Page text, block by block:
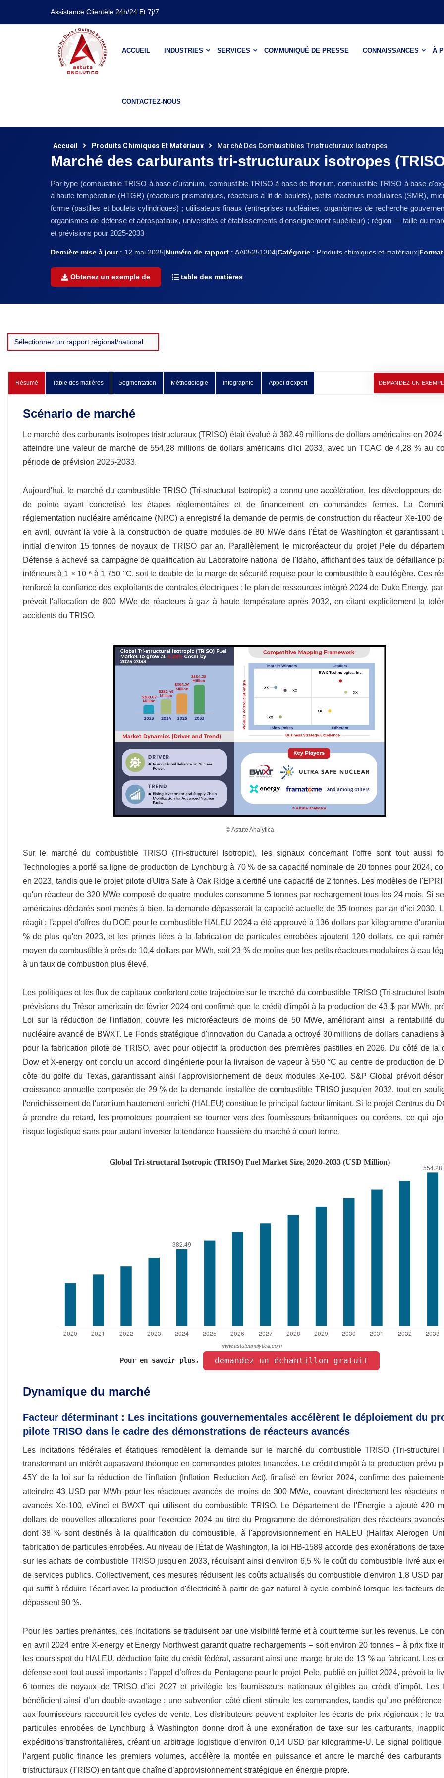
Assistance Clientèle 24h/24 Et 7j/7
ACCUEIL INDUSTRIES SERVICES COMMUNIQUÉ DE PRESSE CONNAISSANCES À
CONTACTEZ-NOUS
Accueil Produits Chimiques Et Matériaux Marché Des Combustibles Tristructuraux Isotropes
Marché des carburants tri-structuraux isotropes
Par type (combustible TRISO à base d'uranium, combustible TRISO à base de thorium, combustible TRISO à base
à haute température (HTGR) (réacteurs prismatiques, réacteurs à lit de boulets), petits réacteurs modulaires (SMR),
forme (pastilles et boulets cylindriques) ; utilisateurs finaux (entreprises nucléaires, organismes de recherche
organismes de défense et aérospatiaux, universités et établissements d'enseignement supérieur) ; région — taille du
et prévisions pour 2025-2033
Dernière mise à jour : 12 mai 2025|Numéro de rapport : AA05251304|Catégorie : Produits chimiques et matériaux|
Obtenez un exemple de table des matières
Résumé Table des matières Segmentation Méthodologie Infographie Appel d'expert DEMANDEZ UN
Scénario de marché
Le marché des carburants isotropes tristructuraux (TRISO) était évalué à 382,49 millions de dollars américains en
atteindre une valeur de marché de 554,28 millions de dollars américains d'ici 2033, avec un TCAC de 4,28 % au
période de prévision 2025-2033.
Aujourd'hui, le marché du combustible TRISO (Tri-structural Isotropic) a connu une accélération, les développeurs de
de pointe ayant concrétisé les étapes réglementaires et de financement en commandes fermes. La
réglementation nucléaire américaine (NRC) a enregistré la demande de permis de construction du réacteur Xe-100
en avril, ouvrant la voie à la construction de quatre modules de 80 MWe dans l'État de Washington et garantissant
initial d'environ 15 tonnes de noyaux de TRISO par an. Parallèlement, le microréacteur du projet Pele du
Défense a achevé sa campagne de qualification au Laboratoire national de l'Idaho, affichant des taux de défaillance
inférieurs à 1 × 10⁻⁵ à 1 750 °C, soit le double de la marge de sécurité requise pour le combustible à eau légère. Ces
renforcé la confiance des exploitants de centrales électriques ; le plan de ressources intégré 2024 de Duke Energy,
prévoit l'allocation de 800 MWe de réacteurs à gaz à haute température après 2032, en citant explicitement la
accidents du TRISO.
© Astute Analytica
Sur le marché du combustible TRISO (Tri-structurel Isotropic), les signaux concernant l'offre sont tout aussi
Technologies a porté sa ligne de production de Lynchburg à 70 % de sa capacité nominale de 20 tonnes pour 2024,
en 2023, tandis que le projet pilote d'Ultra Safe à Oak Ridge a certifié une capacité de 2 tonnes. Les modèles de
qu'un réacteur de 320 MWe composé de quatre modules consomme 5 tonnes par rechargement tous les 24 mois. Si
américains déclarés sont menés à bien, la demande dépasserait la capacité actuelle de 35 tonnes par an d'ici 2030.
réagit : l'appel d'offres du DOE pour le combustible HALEU 2024 a été approuvé à 136 dollars par kilogramme
% de plus qu'en 2023, et les primes liées à la fabrication de particules enrobées ajoutent 120 dollars, ce qui
moyen du combustible à près de 10,4 dollars par MWh, soit 23 % de moins que les petits réacteurs modulaires à eau
à un taux de combustion plus élevé.
Les politiques et les flux de capitaux confortent cette trajectoire sur le marché du combustible TRISO (Tri-structurel
prévisions du Trésor américain de février 2024 ont confirmé que le crédit d'impôt à la production de 43 $ par MWh,
Loi sur la réduction de l'inflation, couvre les microréacteurs de moins de 50 MWe, améliorant ainsi la rentabilité
nucléaire avancé de BWXT. Le Fonds stratégique d'innovation du Canada a octroyé 30 millions de dollars canadiens
pour la fabrication pilote de TRISO, avec pour objectif la production des premières pastilles en 2026. Du côté de la
Dow et X-energy ont conclu un accord d'ingénierie pour la livraison de vapeur à 550 °C au centre de production de
côte du golfe du Texas, garantissant ainsi l'approvisionnement de deux modules Xe-100. S&P Global prévoit
croissance annuelle composée de 29 % de la demande installée de combustible TRISO jusqu'en 2032, tout en
l'enrichissement de l'uranium hautement enrichi (HALEU) constitue le principal facteur limitant. Si le projet Centrus du
à prendre du retard, les promoteurs pourraient se tourner vers des fournisseurs britanniques ou coréens, ce qui
risque logistique sans pour autant inverser la tendance haussière du marché à court terme.
Pour en savoir plus, demandez un échantillon gratuit
Dynamique du marché
Facteur déterminant : Les incitations gouvernementales accélèrent le déploiement du
pilote TRISO dans le cadre des démonstrations de réacteurs avancés
Les incitations fédérales et étatiques remodèlent la demande sur le marché du combustible TRISO (Tri-structurel
transformant un intérêt auparavant théorique en commandes pilotes financées. Le crédit d'impôt à la production prévu
45Y de la loi sur la réduction de l'inflation (Inflation Reduction Act), finalisé en février 2024, confirme des
atteindre 43 USD par MWh pour les réacteurs avancés de moins de 300 MWe, couvrant directement les réacteurs
avancés Xe-100, eVinci et BWXT qui utilisent du combustible TRISO. Le Département de l'Énergie a ajouté 420
dollars de nouvelles allocations pour l'exercice 2024 au titre du Programme de démonstration des réacteurs
dont 38 % sont destinés à la qualification du combustible, à l'approvisionnement en HALEU (Halifax Alerogen
fabrication de particules enrobées. Au niveau de l'État de Washington, la loi HB-1589 accorde des exonérations de
sur les achats de combustible TRISO jusqu'en 2033, réduisant ainsi d'environ 6,5 % le coût du combustible livré aux
de services publics. Collectivement, ces mesures réduisent les coûts actualisés du combustible d'environ 1,8 USD
qui suffit à réduire l'écart avec la production d'électricité à partir de gaz naturel à cycle combiné lorsque les facteurs
dépassent 90 %.
Pour les parties prenantes, ces incitations se traduisent par une visibilité ferme et à court terme sur les revenus. Le
en avril 2024 entre X-energy et Energy Northwest garantit quatre rechargements – soit environ 20 tonnes – à prix fixe
les cours spot du HALEU, déduction faite du crédit fédéral, assurant ainsi une marge brute de 13 % au fabricant. Les
défense sont tout aussi importants ; l’appel d’offres du Pentagone pour le projet Pele, publié en juillet 2024, prévoit la
6 tonnes de noyaux de TRISO d’ici 2027 et privilégie les fournisseurs nationaux éligibles au crédit d’impôt. Les
bénéficient ainsi d’un double avantage : une subvention côté client stimule les commandes, tandis qu’une préférence
aux fournisseurs raccourcit les cycles de vente. Les distributeurs peuvent exploiter les écarts de prix régionaux ; le
particules enrobées de Lynchburg à Washington donne droit à une exonération de taxe sur les carburants,
expéditions transfrontalières, créant un arbitrage logistique d’environ 0,14 USD par kilogramme-U. Le signal
l’argent public finance les premiers volumes, accélère la montée en puissance et ancre le marché des carburants
tristructuraux (TRISO) en tant que chaîne d’approvisionnement stratégique en énergie propre.